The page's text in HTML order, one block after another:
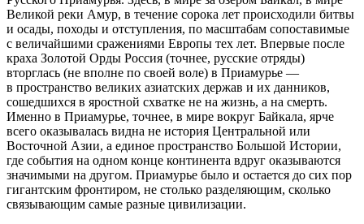
Великой реки Амур, в течение сорока лет происходили битвы
и осады, походы и отступления, по масштабам сопоставимые
с величайшими сражениями Европы тех лет. Впервые после
краха Золотой Орды Россия (точнее, русские отряды)
вторглась (не вполне по своей воле) в Приамурье —
в пространство великих азиатских держав и их данников,
сошедшихся в яростной схватке не на жизнь, а на смерть.
Именно в Приамурье, точнее, в мире вокруг Байкала, ярче
всего оказывалась видна не история Центральной или
Восточной Азии, а единое пространство Большой Истории,
где события на одном конце континента вдруг оказываются
значимыми на другом. Приамурье было и остается до сих пор
гигантским фронтиром, не столько разделяющим, сколько
связывающим самые разные цивилизации.